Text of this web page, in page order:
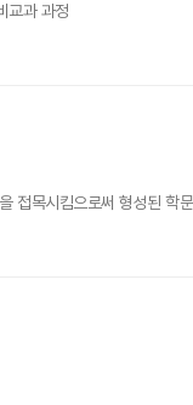
교과 과정
접목시킴으로써 형성된 학